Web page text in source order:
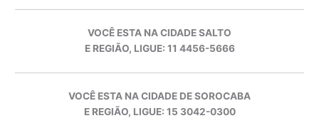
VOCÊ ESTA NA CIDADE SALTO
E REGIÃO, LIGUE: 11 4456-5666
VOCÊ ESTA NA CIDADE DE SOROCABA
E REGIÃO, LIGUE: 15 3042-0300